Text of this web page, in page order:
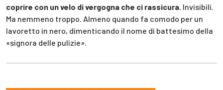
coprire con un velo di vergogna che ci rassicura. Invisibili.
Ma nemmeno troppo. Almeno quando fa comodo per un
lavoretto in nero, dimenticando il nome di battesimo della
«signora delle pulizie».